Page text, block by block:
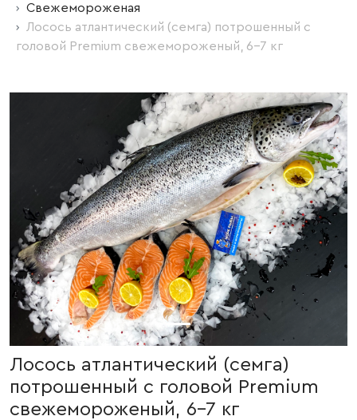
Свежемороженая
Лосось атлантический (семга) потрошенный с
головой Premium свежемороженый, 6-7 кг
Лосось атлантический (семга)
потрошенный с головой Premium
свежемороженый, 6-7 кг